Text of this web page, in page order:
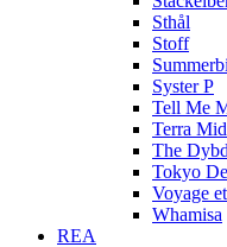
Sthål
Stoff
Syster P
Tell Me
Terra
The
Tokyo
Voyage
Whamisa
REA